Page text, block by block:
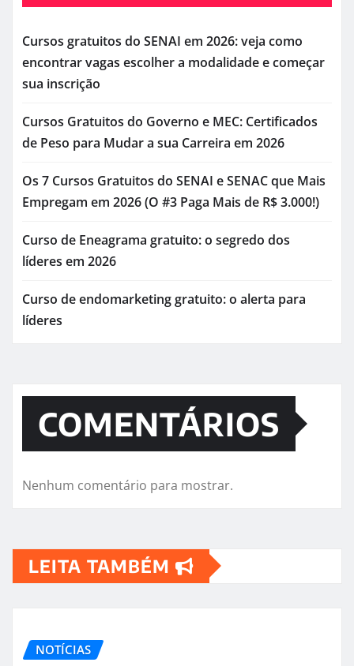
Cursos gratuitos do SENAI em 2026: veja como
encontrar vagas escolher a modalidade e começar
sua inscrição
Cursos Gratuitos do Governo e MEC: Certificados
de Peso para Mudar a sua Carreira em 2026
Os 7 Cursos Gratuitos do SENAI e SENAC que Mais
Empregam em 2026 (O #3 Paga Mais de R$ 3.000!)
Curso de Eneagrama gratuito: o segredo dos
líderes em 2026
Curso de endomarketing gratuito: o alerta para
líderes
COMENTÁRIOS
Nenhum comentário para mostrar.
LEITA TAMBÉM
NOTÍCIAS